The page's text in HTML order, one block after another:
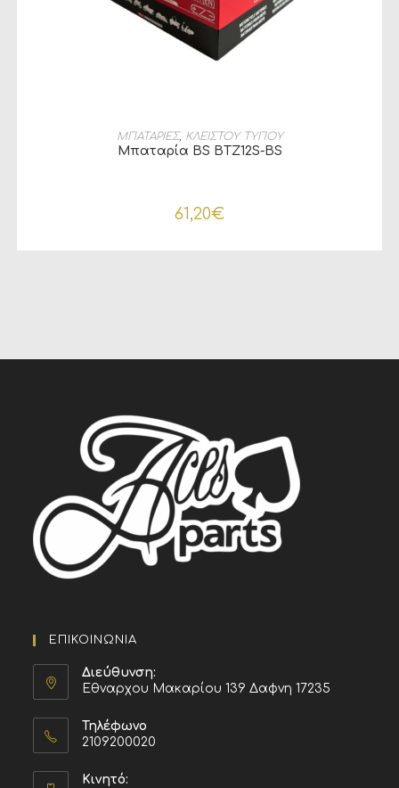
ΠΡΟΣΘΉΚΗ ΣΤΟ ΚΑΛΆΘΙ
ΜΠΑΤΑΡΙΕΣ, ΚΛΕΙΣΤΟΥ ΤΥΠΟΥ
Μπαταρία BS BTZ12S-BS
61,20€
ΕΠΙΚΟΙΝΩΝΙΑ
Διεύθυνση:
Εθναρχου Μακαρίου 139 Δαφνη 17235
Τηλέφωνο
2109200020
Κινητό: